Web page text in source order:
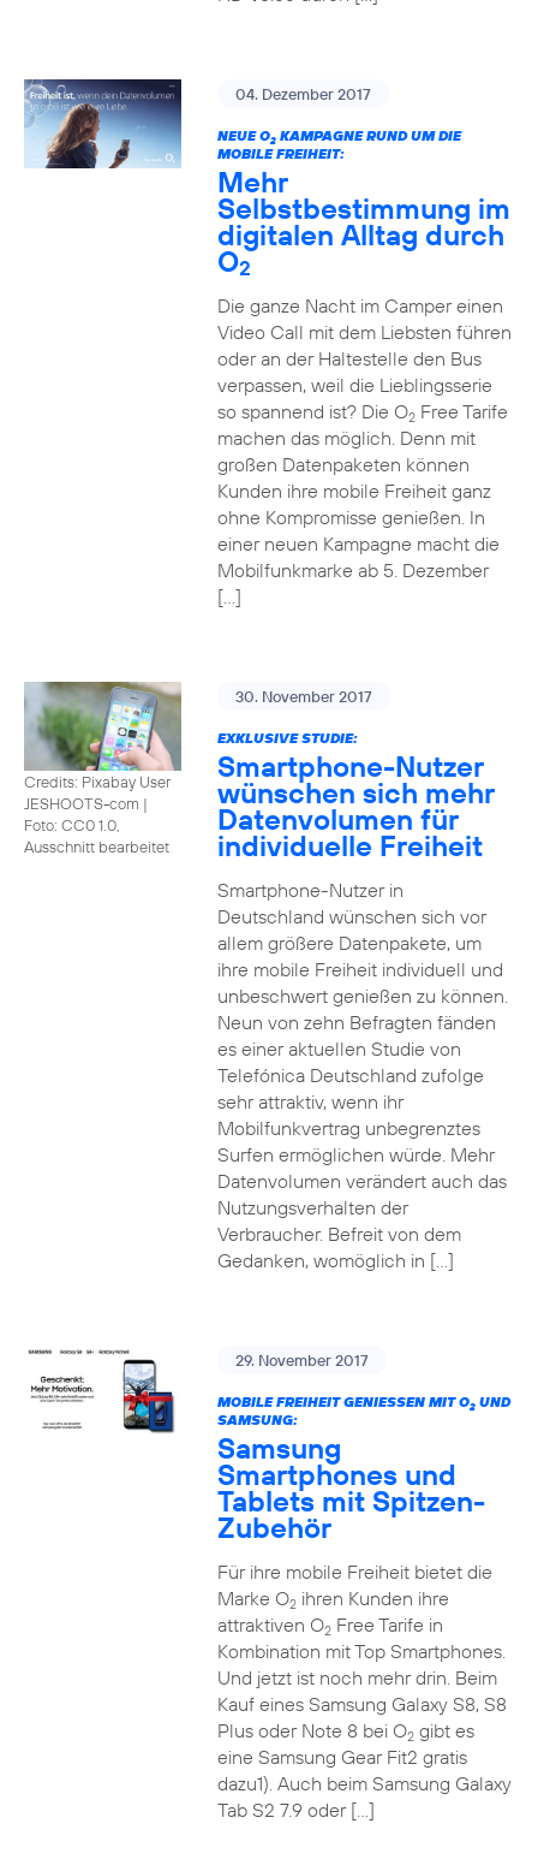
04. Dezember 2017
NEUE O2KAMPAGNE RUND UM DIE
MOBILE FREIHEIT:
Mehr
Selbstbestimmung im
digitalen Alltag durch
O2
Die ganze Nacht im Camper einen
Video Call mit dem Liebsten führen
oder an der Haltestelle den Bus
verpassen, weil die Lieblingsserie
so spannend ist? Die O2Free Tarife
machen das möglich. Denn mit
großen Datenpaketen können
Kunden ihre mobile Freiheit ganz
ohne Kompromisse genießen. In
einer neuen Kampagne macht die
Mobilfunkmarke ab 5. Dezember
[…]
Credits: Pixabay User
JESHOOTS-com |
Foto: CC0 1.0,
Ausschnitt bearbeitet
30. November 2017
EXKLUSIVE STUDIE:
Smartphone-Nutzer
wünschen sich mehr
Datenvolumen für
individuelle Freiheit
Smartphone-Nutzer in
Deutschland wünschen sich vor
allem größere Datenpakete, um
ihre mobile Freiheit individuell und
unbeschwert genießen zu können.
Neun von zehn Befragten fänden
es einer aktuellen Studie von
Telefónica Deutschland zufolge
sehr attraktiv, wenn ihr
Mobilfunkvertrag unbegrenztes
Surfen ermöglichen würde. Mehr
Datenvolumen verändert auch das
Nutzungsverhalten der
Verbraucher. Befreit von dem
Gedanken, womöglich in […]
29. November 2017
MOBILE FREIHEIT GENIESSEN MIT O 2UND
SAMSUNG:
Samsung
Smartphones und
Tablets mit Spitzen-
Zubehör
Für ihre mobile Freiheit bietet die
Marke O2ihren Kunden ihre
attraktiven O2Free Tarife in
Kombination mit Top Smartphones.
Und jetzt ist noch mehr drin. Beim
Kauf eines Samsung Galaxy S8, S8
Plus oder Note 8 bei O2gibt es
eine Samsung Gear Fit2 gratis
dazu1). Auch beim Samsung Galaxy
Tab S2 7.9 oder […]